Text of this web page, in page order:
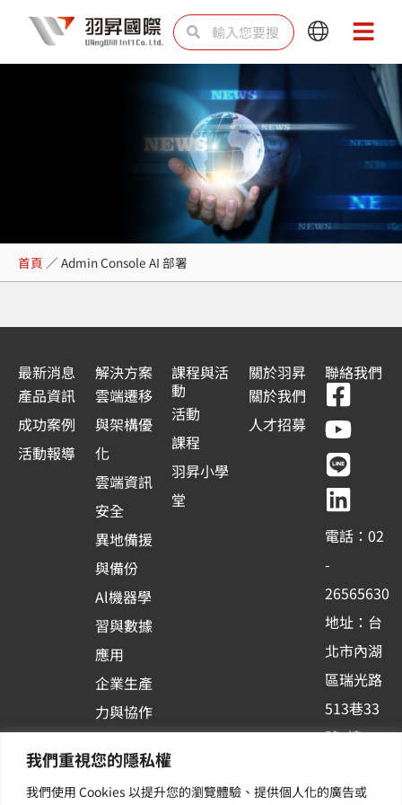
我們重視您的隱私權
我們使用 Cookies 以提升您的瀏覽體驗、提供個人化的廣告或
主
搜
尋 尋
Main
Menu
Main
Menu
Admin Console AI 部署
首頁 ／ Admin Console AI 部署
最新消息
產品資訊
成功案例
活動報導
解決方案
雲端遷移
與架構優
化
雲端資訊
安全
異地備援
與備份
Al機器學
習與數據
應用
企業生產
力與協作
台應用
其他／加
課程與活
動
活動
課程
羽昇小學
堂
關於羽昇
關於我們
人才招募
聯絡我們
F
a
c
e
b
o
o
k
-
s
q
u
a
r
Y
o
u
t
u
b
e
L
i
n
e
L
i
n
k
e
d
i
n
電話：02
-
26565630
地址：台
北市內湖
區瑞光路
513巷33
號6樓
新訊 | 提